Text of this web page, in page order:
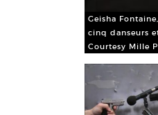
Geisha
cinq danseurs
Courtesy Mille